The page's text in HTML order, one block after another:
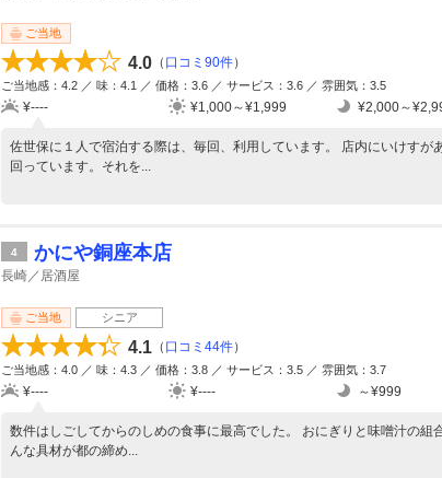
ご当地
4.0 （ 口コミ90件）
ご当地感：4.2 ／ 味：4.1 ／ 価格：3.6 ／ サービス：3.6 ／ 雰囲気：3.5
¥---- ¥1,000～¥1,999 ¥2,000～
佐世保に１人で宿泊する際は、毎回、利用しています。 店内にいけすが
回っています。それを...
4 かにや銅座本店
長崎／居酒屋
ご当地 シニア
4.1 （ 口コミ44件）
ご当地感：4.0 ／ 味：4.3 ／ 価格：3.8 ／ サービス：3.5 ／ 雰囲気：3.7
¥---- ¥---- ～¥999
数件はしごしてからのしめの食事に最高でした。 おにぎりと味噌汁の組
んな具材が都の締め...